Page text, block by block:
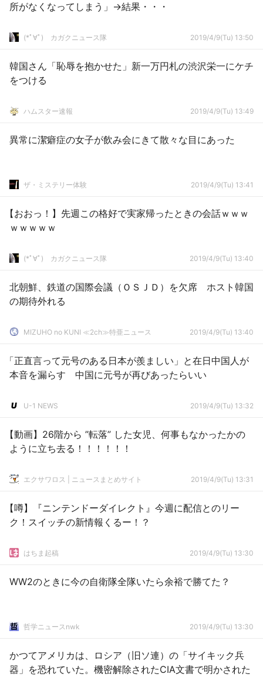
所がなくなってしまう」→結果・・・
(*ﾟ∀ﾟ)ゞカガクニュース隊 2019/4/9(Tu) 13:50
韓国さん「恥辱を抱かせた」新一万円札の渋沢栄一にケチ
をつける
ハムスター速報 2019/4/9(Tu) 13:49
異常に潔癖症の女子が飲み会にきて散々な目にあった
ザ・ミステリー体験 2019/4/9(Tu) 13:41
【おおっ！】先週この格好で実家帰ったときの会話ｗｗｗ
ｗｗｗｗｗ
(*ﾟ∀ﾟ)ゞカガクニュース隊 2019/4/9(Tu) 13:40
北朝鮮、鉄道の国際会議（ＯＳＪＤ）を欠席 ホスト韓国
の期待外れる
MIZUHO no KUNI ≪2ch≫特亜ニュース 2019/4/9(Tu) 13:40
「正直言って元号のある日本が羨ましい」と在日中国人が
本音を漏らす 中国に元号が再びあったらいい
U-1 NEWS 2019/4/9(Tu) 13:32
【動画】26階から ”転落” した女児、何事もなかったかの
ように立ち去る！！！！！！
エクサワロス | ニュースまとめサイト 2019/4/9(Tu) 13:31
【噂】『ニンテンドーダイレクト』今週に配信とのリー
ク！スイッチの新情報くるー！？
はちま起稿 2019/4/9(Tu) 13:30
WW2のときに今の自衛隊全隊いたら余裕で勝てた？
哲学ニュースnwk 2019/4/9(Tu) 13:30
かつてアメリカは、ロシア（旧ソ連）の「サイキック兵
器」を恐れていた。機密解除されたCIA文書で明かされた